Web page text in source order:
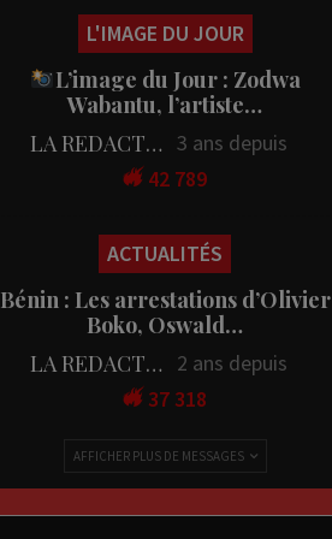
L'IMAGE DU JOUR
L’image du Jour : Zodwa
Wabantu, l’artiste…
LA REDACTION 3 ans depuis
42 789
ACTUALITÉS
Bénin : Les arrestations d’Olivier
Boko, Oswald…
LA REDACTION
2 ans depuis
37 318
AFFICHER PLUS DE MESSAGES